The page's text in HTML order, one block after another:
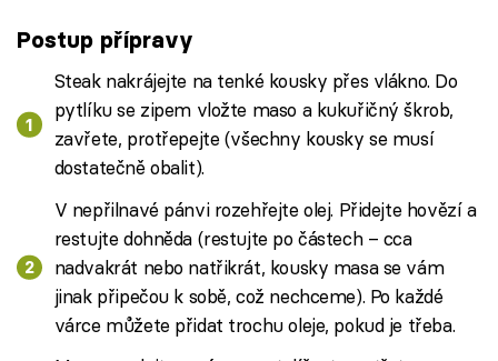
Postup přípravy
Steak nakrájejte na tenké kousky přes vlákno. Do
pytlíku se zipem vložte maso a kukuřičný škrob,
zavřete, protřepejte (všechny kousky se musí
dostatečně obalit).
V nepřilnavé pánvi rozehřejte olej. Přidejte hovězí a
restujte dohněda (restujte po částech – cca
nadvakrát nebo natřikrát, kousky masa se vám
jinak připečou k sobě, což nechceme). Po každé
várce můžete přidat trochu oleje, pokud je třeba.